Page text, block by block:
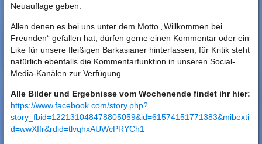
Neuauflage geben.
Allen denen es bei uns unter dem Motto „Willkommen bei
Freunden“ gefallen hat, dürfen gerne einen Kommentar oder ein
Like für unsere fleißigen Barkasianer hinterlassen, für Kritik steht
natürlich ebenfalls die Kommentarfunktion in unseren Social-
Media-Kanälen zur Verfügung.
Alle Bilder und Ergebnisse vom Wochenende findet ihr hier:
https://www.facebook.com/story.php?
story_fbid=122131048478805059&id=61574151771383&mibexti
d=wwXIfr&rdid=tlvqhxAUWcPRYCh1